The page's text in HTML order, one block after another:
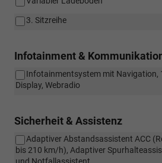
3. Sitzreihe
Infotainment &
Infotainmentsystem mit Navigation,
Display, Webradio
Sicherheit & Assistenz
Adaptiver Abstandsassistent ACC
bis 210 km/h), Adaptiver
und Notfallassistent